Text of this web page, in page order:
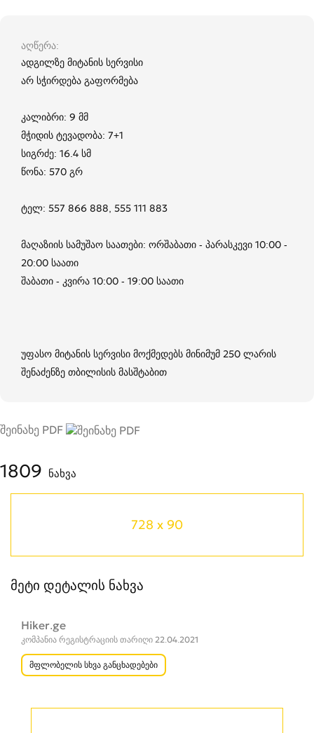
აღწერა
ადგილზე მიტანის სერვისი
არ სჭირდება გაფორმება
კალიბრი: 9 მმ
მჭიდის ტევადობა: 7+1
სიგრძე: 16.4 სმ
წონა: 570 გრ
ტელ: 557 866 888, 555 111 883
მაღაზიის სამუშაო საათები: ორშაბათი - პარასკევი 10:00 -
20:00 საათი
შაბათი - კვირა 10:00 - 19:00 საათი
უფასო მიტანის სერვისი მოქმედებს მინიმუმ 250 ლარის
შენაძენზე თბილისის მასშტაბით
შეინახე PDF
1809 ნახვა
728 x 90
მეტი დეტალის ნახვა
Hiker.ge
კომპანია რეგისტრაციის თარიღი 22.04.2021
მფლობელის სხვა განცხადებები